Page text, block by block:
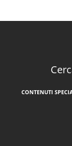
CONTENUTI